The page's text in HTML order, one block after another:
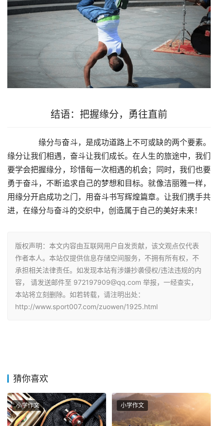
结语：把握缘分，勇往直前
缘分与奋斗，是成功道路上不可或缺的两个要素。
缘分让我们相遇，奋斗让我们成长。在人生的旅途中，我们
要学会把握缘分，珍惜每一次相遇的机会；同时，我们也要
勇于奋斗，不断追求自己的梦想和目标。就像洁丽雅一样，
用缘分开启成功之门，用奋斗书写辉煌篇章。让我们携手共
进，在缘分与奋斗的交织中，创造属于自己的美好未来！
版权声明：本文内容由互联网用户自发贡献，该文观点仅代表
作者本人。本站仅提供信息存储空间服务，不拥有所有权，不
承担相关法律责任。如发现本站有涉嫌抄袭侵权/违法违规的内
容， 请发送邮件至 972197909@qq.com 举报，一经查实，
本站将立刻删除。如若转载，请注明出处：
http://www.sport007.com/zuowen/1925.html
猜你喜欢
小学作文 小学作文